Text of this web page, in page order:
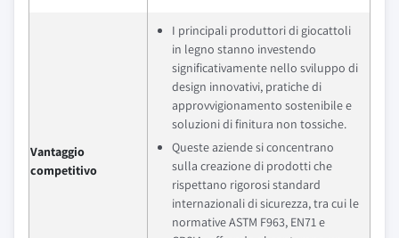
Vantaggio
competitivo
I principali produttori di giocattoli
in legno stanno investendo
significativamente nello sviluppo di
design innovativi, pratiche di
approvvigionamento sostenibile e
soluzioni di finitura non tossiche.
Queste aziende si concentrano
sulla creazione di prodotti che
rispettano rigorosi standard
internazionali di sicurezza, tra cui le
normative ASTM F963, EN71 e